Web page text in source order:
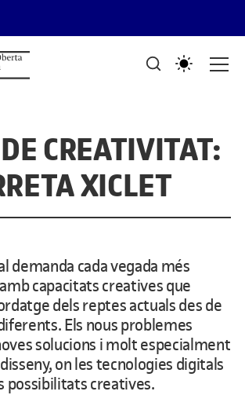
DE DISSENY I CREACIÓ DIGITALS
CREATIVITAT:
XICLET
demanda cada vegada més
capacitats creatives que
dels reptes actuals des de
Els nous problemes
solucions i molt especialment
on les tecnologies digitals
possibilitats creatives.